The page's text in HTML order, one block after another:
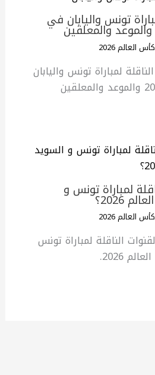
تونس واليابان في
كأس العالم 2026
لمباراة تونس واليابان
لمباراة تونس و
2026؟
كأس العالم 2026
الناقلة لمباراة تونس
2026.